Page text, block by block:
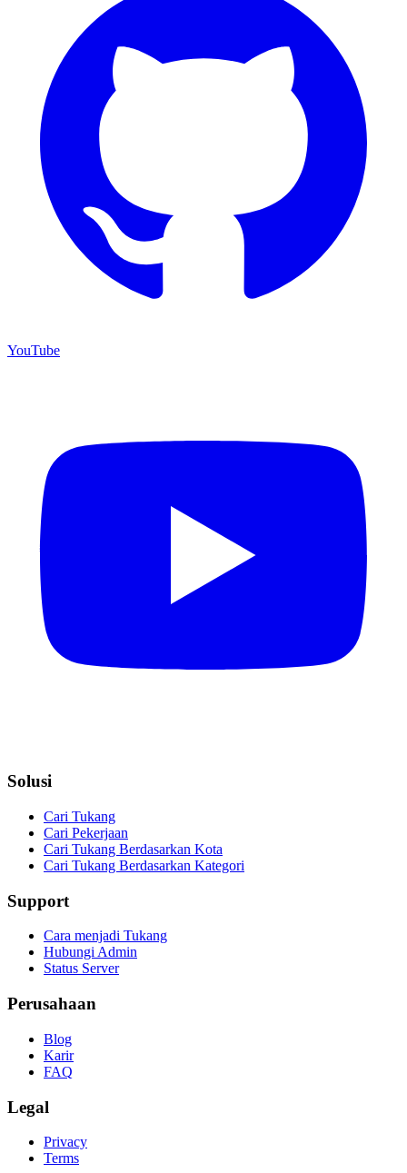
YouTube
Solusi
Cari Tukang
Cari Pekerjaan
Cari Tukang Berdasarkan Kota
Cari Tukang Berdasarkan Kategori
Support
Cara menjadi Tukang
Hubungi Admin
Status Server
Perusahaan
Blog
Karir
FAQ
Legal
Privacy
Terms